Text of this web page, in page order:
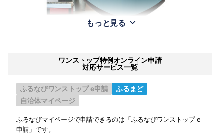
もっと見る
ワンストップ特例オンライン申請
対応サービス一覧
ふるなびワンストップ e申請
ふるまど
自治体マイページ
ふるなびマイページで申請できるのは「ふるなびワンストップ e
申請」です。